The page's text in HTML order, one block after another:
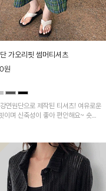
가오리핏 썸머티셔츠
원
연원단으로 제작된 티셔츠! 여유로운
이며 신축성이 좋아 편안해요~ 숏기